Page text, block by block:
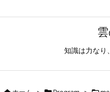
知識は力なり